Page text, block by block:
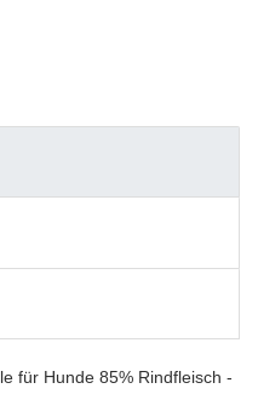
für Hunde 85% Rindfleisch -